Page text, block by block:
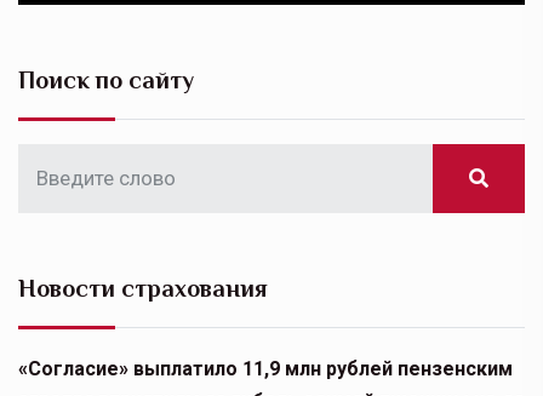
Поиск по сайту
Новости страхования
«Согласие» выплатило 11,9 млн рублей пензенским